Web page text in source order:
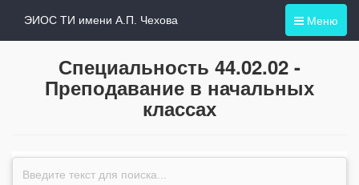
Меню
ЭИОС ТИ имени А.П. Чехова
Специальность 44.02.02 -
Преподавание в начальных
классах